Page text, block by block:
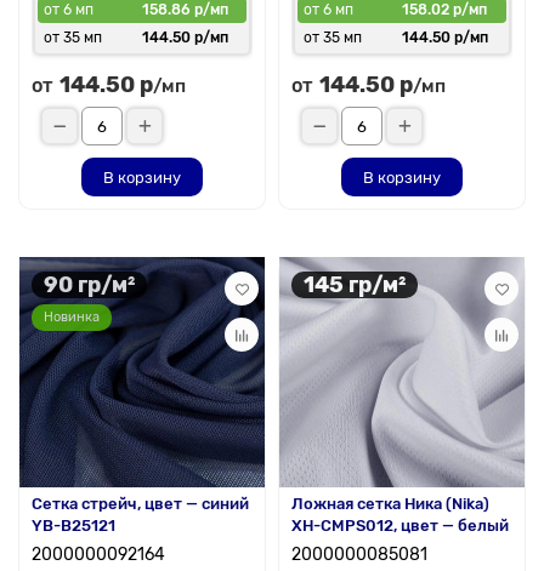
от 6 мп
158.86 р/мп
от 35 мп
144.50 р/мп
от 144.50 р/мп
В корзину
от 6 мп
158.02 р/мп
от 35 мп
144.50 р/мп
от 144.50 р/мп
В корзину
90 гр/м²
Новинка
Сетка стрейч, цвет — синий
YB-B25121
2000000092164
145 гр/м²
Ложная сетка Ника (Nika)
XH-CMPS012, цвет — белый
2000000085081